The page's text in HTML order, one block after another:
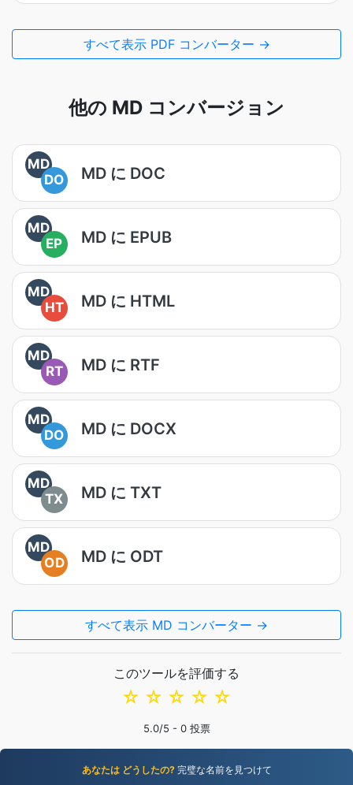
すべて表示 PDF コンバーター →
他の MD コンバージョン
MD
DO
MD に DOC
MD
EP
MD に EPUB
MD
HT
MD に HTML
MD
RT
MD に RTF
MD
DO
MD に DOCX
MD
TX
MD に TXT
MD
OD
MD に ODT
すべて表示 MD コンバーター →
このツールを評価する
☆
☆
☆
☆
☆
5.0/5 - 0投票
あなたは どうしたの?完璧な名前を見つけて